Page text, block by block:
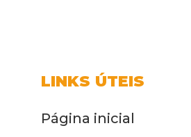
LINKS ÚTEIS
Página inicial